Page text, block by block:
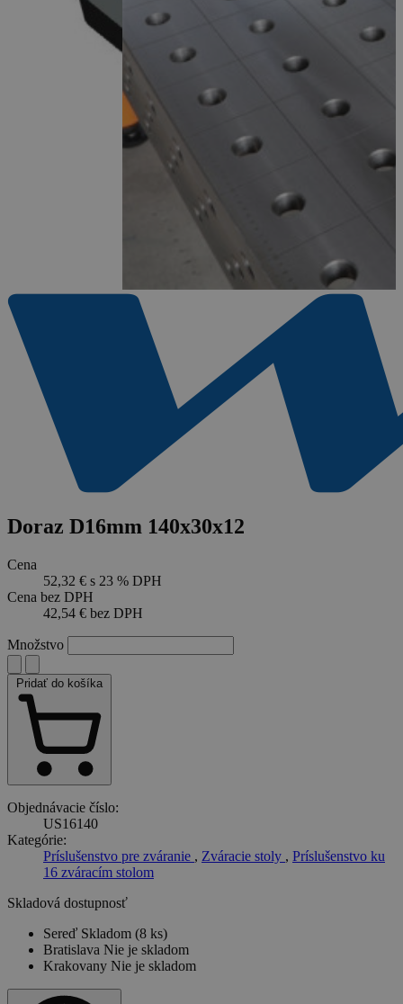
Doraz D16mm 140x30x12
Cena
52,32 € s 23 % DPH
Cena bez DPH
42,54 € bez DPH
Množstvo
Pridať do košíka
Objednávacie číslo:
US16140
Kategórie:
Príslušenstvo pre zváranie , Zváracie stoly , Príslušenstvo ku
16 zváracím stolom
Skladová dostupnosť
Sereď Skladom (8 ks)
Bratislava Nie je skladom
Krakovany Nie je skladom